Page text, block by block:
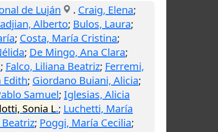
de Luján
. Craig, Elena;
Alberto; Bulos, Laura;
; Costa, María Cristina;
; De Mingo, Ana Clara;
; Falco, Liliana Beatriz; Ferremi,
Edith; Giordano Buiani, Alicia;
Samuel; Iglesias, Alicia
Sonia L.; Luchetti, María
; Poggi, María Cecilia;